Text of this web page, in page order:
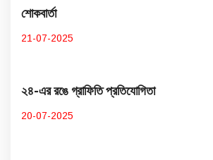
শোকবার্তা
21-07-2025
২৪-এর রঙে গ্রাফিতি প্রতিযোগিতা
20-07-2025